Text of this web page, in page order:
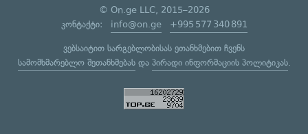
© On.ge LLC, 2015–2026
კონტაქტი: info@on.ge +995 577 340 891
ვებსაიტით სარგებლობისას ეთანხმებით ჩვენს
სამომხმარებლო შეთანხმებასდა პირადი ინფორმაციის პოლიტიკას.